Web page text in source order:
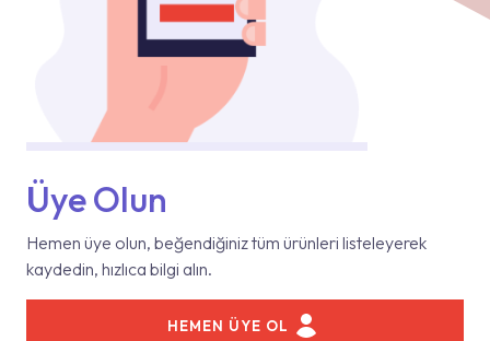
Üye Olun
Hemen üye olun, beğendiğiniz tüm ürünleri listeleyerek
kaydedin, hızlıca bilgi alın.
HEMEN ÜYE OL